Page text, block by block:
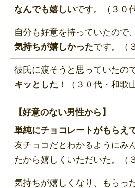
なんでも嬉しいです。（３０
自分も好意を持っていたので
気持ちが嬉しかったです。（
彼氏に渡そうと思っていたの
キッとした ！（３０代・和歌
【好意のない男性から】
単純にチョコレートがもらえ
友チョコだとわかるようにみ
たから嬉しくいただいた。（
気持ちが嬉しくなり、もらっ